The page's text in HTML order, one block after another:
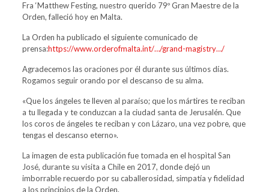
Fra ‘Matthew Festing, nuestro querido 79º Gran Maestre de la
Orden, falleció hoy en Malta.
La Orden ha publicado el siguiente comunicado de
prensa:https://www.orderofmalta.int/…/grand-magistry…/
Agradecemos las oraciones por él durante sus últimos días.
Rogamos seguir orando por el descanso de su alma.
«Que los ángeles te lleven al paraíso; que los mártires te reciban
a tu llegada y te conduzcan a la ciudad santa de Jerusalén. Que
los coros de ángeles te reciban y con Lázaro, una vez pobre, que
tengas el descanso eterno».
La imagen de esta publicación fue tomada en el hospìtal San
José, durante su visita a Chile en 2017, donde dejó un
imborrable recuerdo por su caballerosidad, simpatía y fidelidad
a los principios de la Orden.